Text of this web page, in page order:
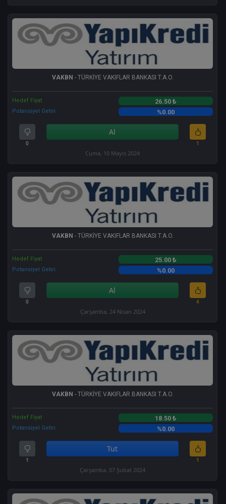
VAKBN - TÜRKİYE VAKIFLAR BANKASI T.A.O.
Hedef Fiyat 26.50 ₺
Potansiyel Getiri %0.00
0
Al
1
Cuma, 10 Mayıs 2024
VAKBN - TÜRKİYE VAKIFLAR BANKASI T.A.O.
Hedef Fiyat 25.00 ₺
Potansiyel Getiri %0.00
0
Al
4
Çarşamba, 24 Nisan 2024
VAKBN - TÜRKİYE VAKIFLAR BANKASI T.A.O.
Hedef Fiyat 18.50 ₺
Potansiyel Getiri %0.00
1
Tut
1
Çarşamba, 07 Şubat 2024